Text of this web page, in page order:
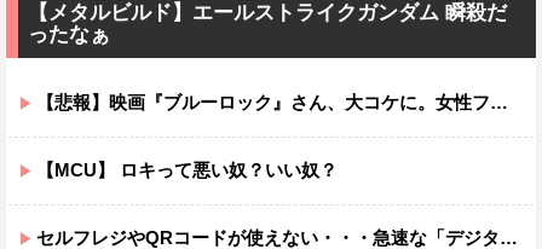
【メタルビルド】エールストライクガンダム 瞬殺だ
ったなぁ
【悲報】映画『ブルーロック』さん、大コケに。女性ファンが殺到するんじゃなかったの？
【MCU】 ロキって悪い奴？いい奴？
セルフレジやQRコードが使えない・・・急速な「デジタル化」に取り残される60代母、結婚をためらう娘の苦悩